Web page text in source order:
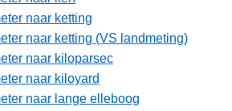
naar ketting
naar ketting (VS landmeting)
naar kiloparsec
naar kiloyard
naar lange elleboog